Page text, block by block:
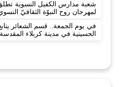
شعبة مدارس الكفيل النسوية تطلق
لمهرجان روح النبوّة الثقافيّ
في يوم الجمعة.. قسم الشعائر
الحسينية في مدينة كربلاء المقدسة